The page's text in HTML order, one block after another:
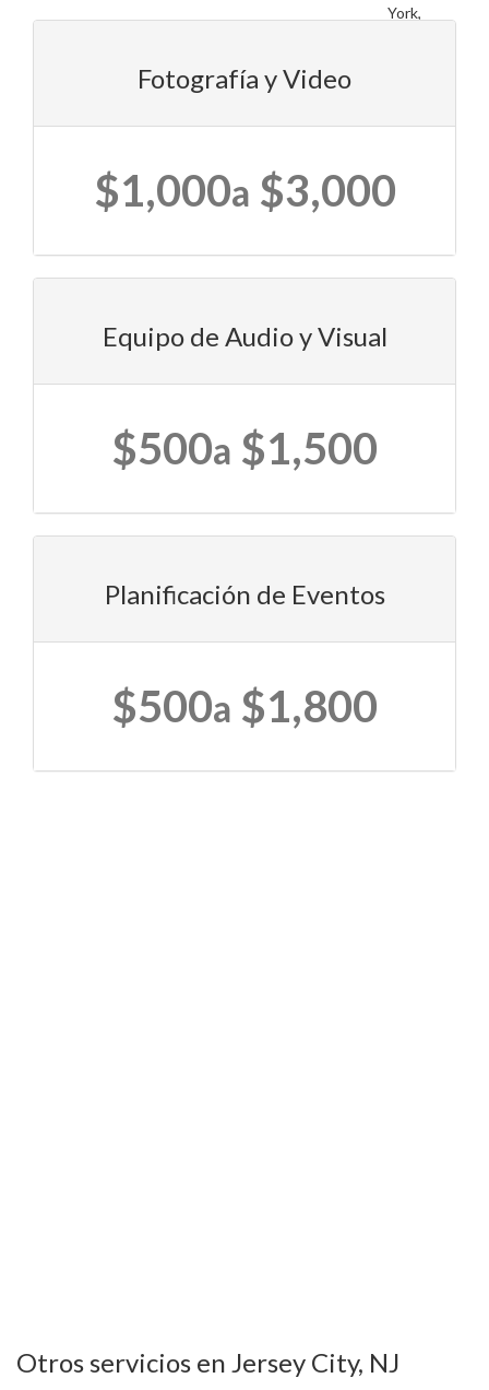
York,
Fotografía y Video
$1,000a $3,000
Equipo de Audio y Visual
$500a $1,500
Planificación de Eventos
$500a $1,800
Otros servicios en Jersey City, NJ